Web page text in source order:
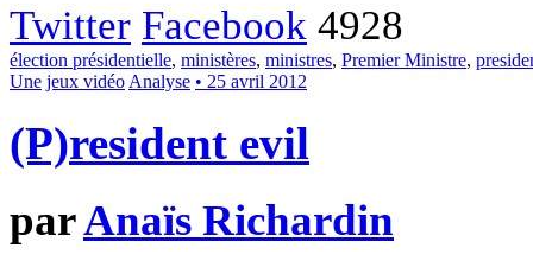
Twitter Facebook 4928
élection présidentielle, ministères, ministres, Premier Ministre,
Une jeux vidéoAnalyse • 25 avril 2012
(P)resident evil
parAnaïs Richardin